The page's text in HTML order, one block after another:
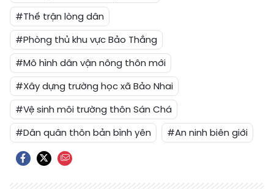
#Thế trận lòng dân
#Phòng thủ khu vực Bảo Thắng
#Mô hình dân vận nông thôn mới
#Xây dựng trường học xã Bảo Nhai
#Vệ sinh môi trường thôn Sán Chá
#Dân quân thôn bản bình yên
#An ninh biên giới